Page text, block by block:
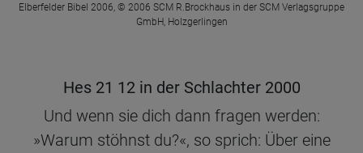
Elberfelder Bibel 2006, © 2006 SCM R.Brockhaus in der SCM Verlagsgruppe
GmbH, Holzgerlingen
Hes 21 12 in der Schlachter 2000
Und wenn sie dich dann fragen werden:
»Warum stöhnst du?«, so sprich: Über eine